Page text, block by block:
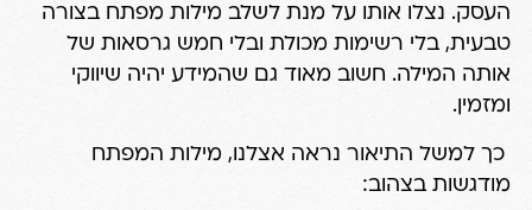
העסק. נצלו אותו על מנת לשלב מילות מפתח בצורה
טבעית, בלי רשימות מכולת ובלי חמש גרסאות של
אותה המילה. חשוב מאוד גם שהמידע יהיה שיווקי
ומזמין.
כך למשל התיאור נראה אצלנו, מילות המפתח
מודגשות בצהוב: